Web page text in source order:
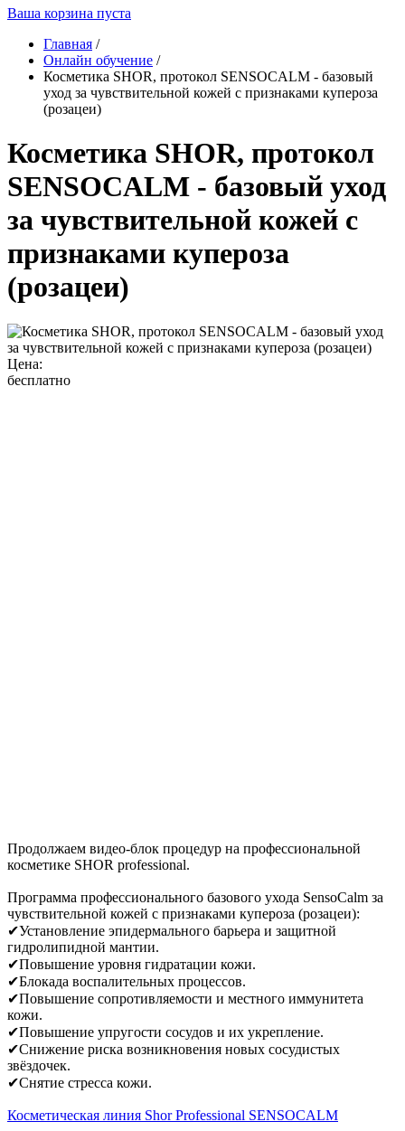
Ваша корзина пуста
Главная /
Онлайн обучение /
Косметика SHOR, протокол SENSOCALM - базовый
уход за чувствительной кожей с признаками купероза
(розацеи)
Косметика SHOR, протокол
SENSOCALM - базовый уход
за чувствительной кожей с
признаками купероза
(розацеи)
Цена:
бесплатно
Продолжаем видео-блок процедур на профессиональной
косметике SHOR professional.
Программа профессионального базового ухода SensoCalm за
чувствительной кожей с признаками купероза (розацеи):
✔Установление эпидермального барьера и защитной
гидролипидной мантии.
✔Повышение уровня гидратации кожи.
✔Блокада воспалительных процессов.
✔Повышение сопротивляемости и местного иммунитета
кожи.
✔Повышение упругости сосудов и их укрепление.
✔Снижение риска возникновения новых сосудистых
звёздочек.
✔Снятие стресса кожи.
Косметическая линия Shor Professional SENSOCALM